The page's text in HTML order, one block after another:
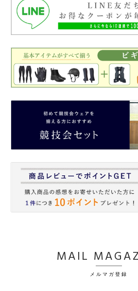
MAIL
メルマガ登録